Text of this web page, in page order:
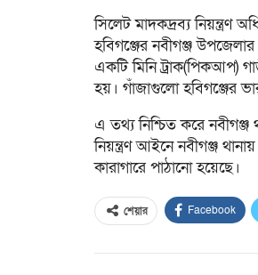
সিলেট মাদকদ্রব্য নিয়ন্ত্রণ
হবিগঞ্জের নবীগঞ্জ
একটি মিনি ট্রাক(পিকআপ)
হয়। গাঁজাগুলো হবিগঞ্জের
এ তথ্য নিশ্চিত করে নবীগঞ্জ
নিয়ন্ত্রণ আইনে নবীগঞ্জ
কারাগারে পাঠানো হয়েছে।
শেয়ার Facebook